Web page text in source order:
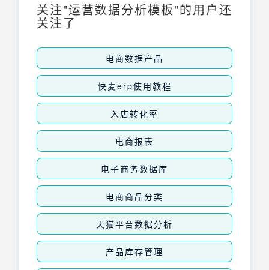
关注"运营数据分析模板"的用户还
关注了
电商数据产品
快麦erp使用教程
入店转化率
电商报表
电子商务数据库
电商商品分类
天猫平台数据分析
产品库存管理